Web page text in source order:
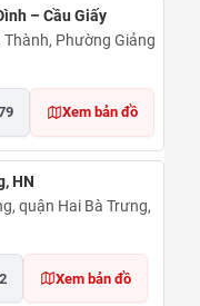
– Cầu Giấy
Thành, Phường Giảng
Xem bản đồ
HN
quận Hai Bà Trưng,
Xem bản đồ